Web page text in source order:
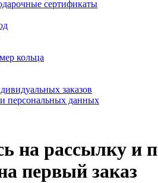
сертификаты
кольца
заказов
персональных данных
на рассылку и
первый заказ